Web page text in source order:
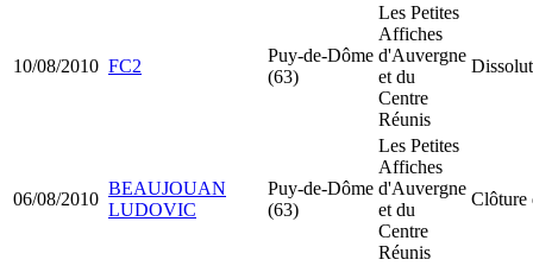
10/08/2010 FC2
Puy-de-Dôme
(63)
Les Petites
Affiches
d'Auvergne
et du
Centre
Réunis
06/08/2010
BEAUJOUAN
LUDOVIC
Puy-de-Dôme
(63)
Les Petites
Affiches
d'Auvergne
et du
Centre
Réunis
Clôture